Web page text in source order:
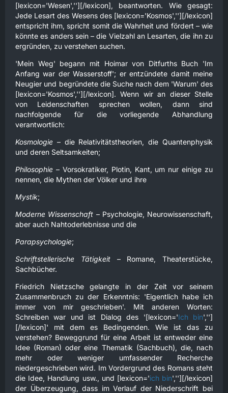
[lexicon='Wesen',''][/lexicon], beantworten. Wie gesagt:
Jede Lesart des Wesens des [lexicon='Kosmos',''][/lexicon]
entspricht ihm, spricht somit die Wahrheit und fördert – wie
könnte es anders sein – die Vielzahl an Lesarten, die ihn zu
ergründen, zu verstehen suchen.
'Mein Weg' begann mit Hoimar von Ditfurths Buch 'Im
Anfang war der Wasserstoff'; er entzündete damit meine
Neugier und begründete die Suche nach dem 'Warum' des
[lexicon='Kosmos',''][/lexicon]. Wenn wir an dieser Stelle
von Leidenschaften sprechen wollen, dann sind
nachfolgende für die vorliegende Abhandlung
verantwortlich:
Kosmologie – die Relativitätstheorien, die Quantenphysik
und deren Seltsamkeiten;
Philosophie – Vorsokratiker, Plotin, Kant, um nur einige zu
nennen, die Mythen der Völker und ihre
Mystik;
Moderne Wissenschaft – Psychologie, Neurowissenschaft,
aber auch Nahtoderlebnisse und die
Parapsychologie;
Schriftstellerische Tätigkeit– Romane, Theaterstücke,
Sachbücher.
Friedrich Nietzsche gelangte in der Zeit vor seinem
Zusammenbruch zu der Erkenntnis: 'Eigentlich habe ich
immer von mir geschrieben'. Mit anderen Worten:
Schreiben war und ist Dialog des '[lexicon='Ich bin','']
[/lexicon]' mit dem es Bedingenden. Wie ist das zu
verstehen? Beweggrund für eine Arbeit ist entweder eine
Idee (Roman) oder eine Thematik (Sachbuch), die, nach
mehr oder weniger umfassender Recherche
niedergeschrieben wird. Im Vordergrund des Romans steht
die Idee, Handlung usw., und [lexicon='ich bin',''][/lexicon]
der Überzeugung, dass im Verlauf der Niederschrift bei